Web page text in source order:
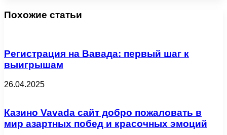
Похожие статьи
Регистрация на Вавада: первый шаг к
выигрышам
26.04.2025
Казино Vavada сайт добро пожаловать в
мир азартных побед и красочных эмоций